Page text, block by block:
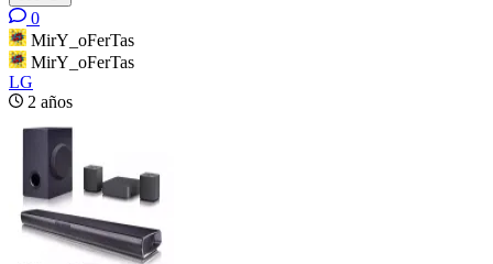
0
MirY_oFerTas
MirY_oFerTas
LG
2 años